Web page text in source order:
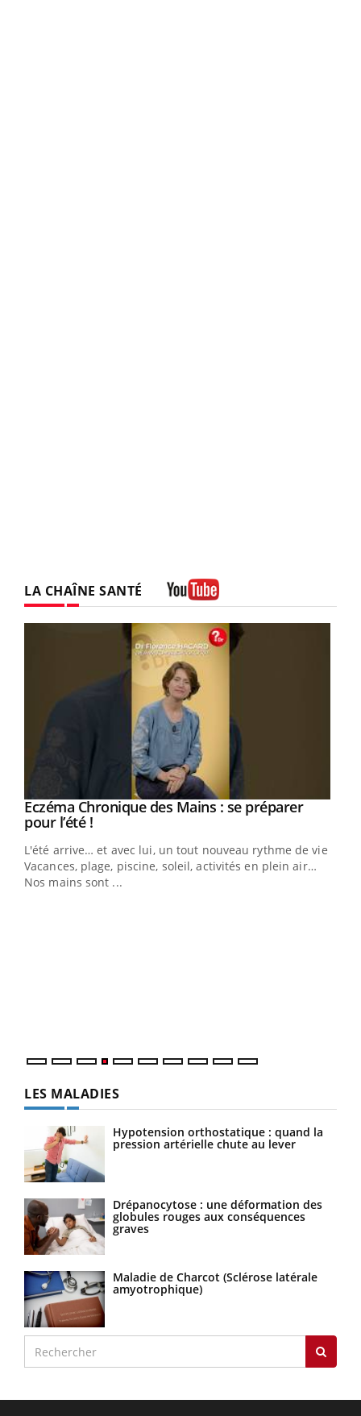
LA CHAÎNE SANTÉ
Youtube
Eczéma Chronique des Mains : se préparer
pour l’été !Youtube
L'été arrive… et avec lui, un tout nouveau rythme de vie !
Vacances, plage, piscine, soleil, activités en plein air…
Nos mains sont ...
LES MALADIES
Hypotension orthostatique : quand la
pression artérielle chute au lever
Drépanocytose : une déformation des
globules rouges aux conséquences
graves
Maladie de Charcot (Sclérose latérale
amyotrophique)